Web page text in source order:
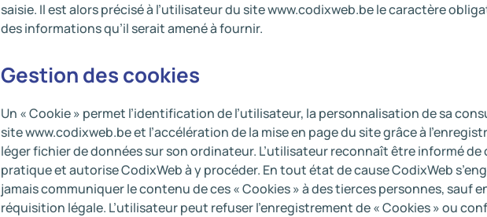
saisie. Il est alors précisé à l’utilisateur du site www.codixweb.be le caractère
des informations qu’il serait amené à fournir.
Gestion des cookies
Un « Cookie » permet l’identification de l’utilisateur, la personnalisation de sa
site www.codixweb.be et l’accélération de la mise en page du site grâce à
léger fichier de données sur son ordinateur. L’utilisateur reconnaît être informé de
pratique et autorise CodixWeb à y procéder. En tout état de cause CodixWeb
jamais communiquer le contenu de ces « Cookies » à des tierces personnes, sauf
réquisition légale. L’utilisateur peut refuser l’enregistrement de « Cookies » ou